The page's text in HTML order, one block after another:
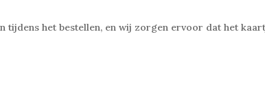
tijdens het bestellen, en wij zorgen ervoor dat het